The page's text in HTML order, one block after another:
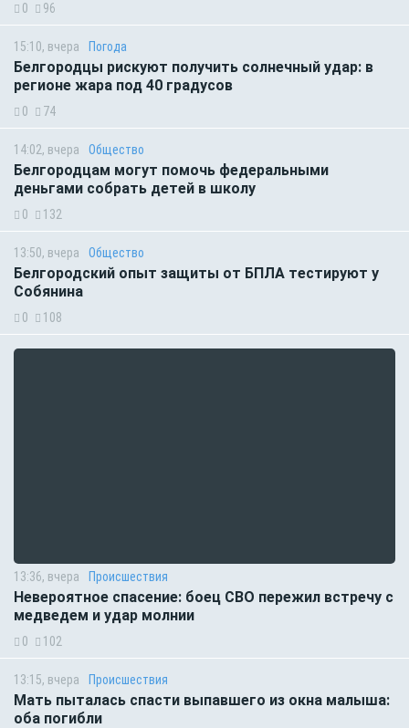
0 96
15:10, вчера Погода
Белгородцы рискуют получить солнечный удар: в
регионе жара под 40 градусов
0 74
14:02, вчера Общество
Белгородцам могут помочь федеральными
деньгами собрать детей в школу
0 132
13:50, вчера Общество
Белгородский опыт защиты от БПЛА тестируют у
Собянина
0 108
13:36, вчера Происшествия
Невероятное спасение: боец СВО пережил встречу с
медведем и удар молнии
0 102
13:15, вчера Происшествия
Мать пыталась спасти выпавшего из окна малыша:
оба погибли